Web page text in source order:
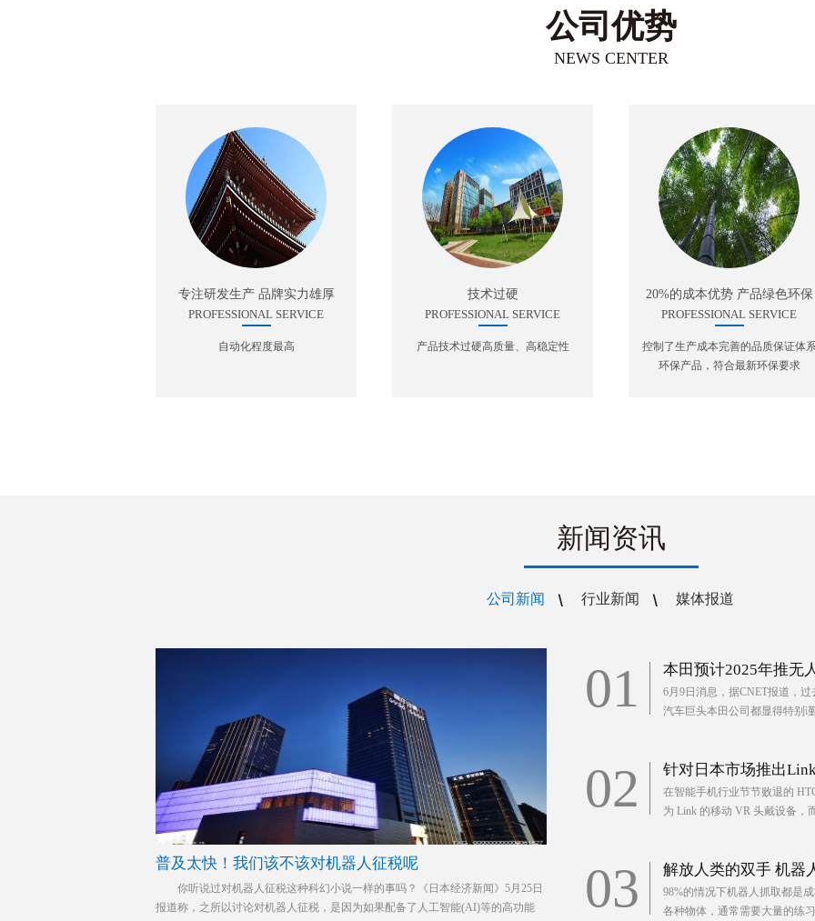
公司优势
NEWS CENTER
专注研发生产 品牌实力雄厚
PROFESSIONAL SERVICE
自动化程度最高
技术过硬
PROFESSIONAL SERVICE
产品技术过硬高质量、高稳定性
20%的成本优势 产品绿色环保
PROFESSIONAL SERVICE
控制了生产成本完善的品质保证体
环保产品，符合最新环保要求
新闻资讯
公司新闻 行业新闻 媒体报道
普及太快！我们该不该对机器人征税呢
你听说过对机器人征税这种科幻小说一样的事吗？《日本经济新闻》5月25日
报道称，之所以讨论对机器人征税，是因为如果配备了人工智能(AI)等的高功能
01 本田预计2025年推无
6月9日消息，据CNET报道，
汽车巨头本田公司都显得特别
02 针对日本市场推出
在智能手机行业节节败退的
为 Link 的移动 VR 头戴设备，
03 解放人类的双手 机器
98%的情况下机器人抓取都是
各种物体，通常需要大量的练